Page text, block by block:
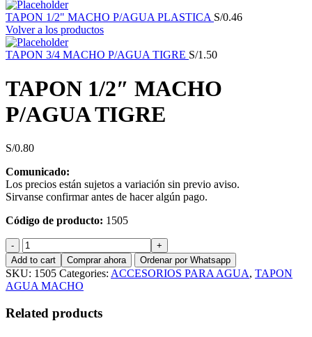
TAPON 1/2" MACHO P/AGUA PLASTICA S/0.46
Volver a los productos
TAPON 3/4 MACHO P/AGUA TIGRE S/1.50
TAPON 1/2″ MACHO
P/AGUA TIGRE
S/0.80
Comunicado:
Los precios están sujetos a variación sin previo aviso.
Sirvanse confirmar antes de hacer algún pago.
Código de producto: 1505
TAPON
1/2"
MACHO
P/AGUA
TIGRE
quantity
Add to cart Comprar ahora Ordenar por Whatsapp
SKU: 1505 Categories: ACCESORIOS PARA AGUA, TAPON
AGUA MACHO
Related products